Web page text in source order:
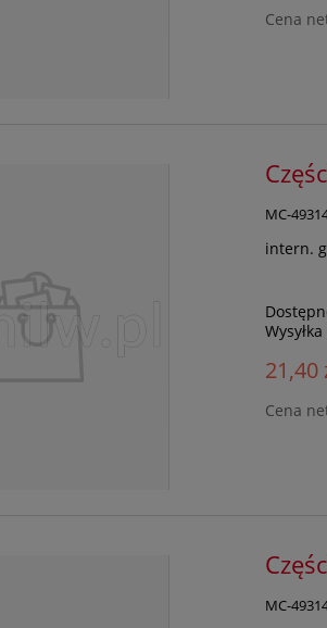
Cena
MC-
intern.
21,40
Cena
MC-